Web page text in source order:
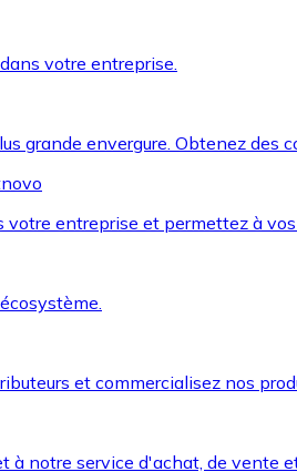
votre entreprise.
grande envergure. Obtenez
votre entreprise et permettez à
et commercialisez nos
à notre service d'achat, de vente